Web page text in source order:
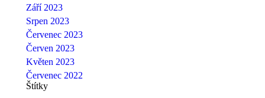
Září 2023
Srpen 2023
Červenec 2023
Červen 2023
Květen 2023
Červenec 2022
Štítky